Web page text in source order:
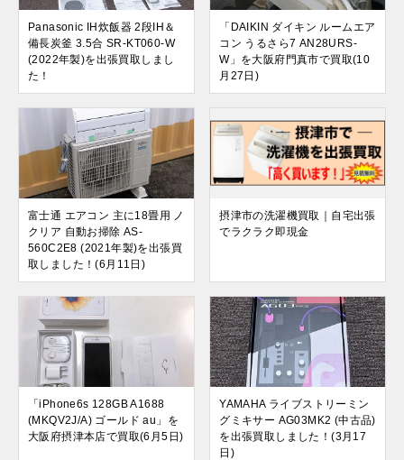
Panasonic IH炊飯器 2段IH＆
備長炭釜 3.5合 SR-KT060-W
(2022年製)を出張買取しまし
た！
「DAIKIN ダイキン ルームエア
コン うるさら7 AN28URS-
W」を大阪府門真市で買取(10
月27日)
富士通 エアコン 主に18畳用 ノ
クリア 自動お掃除 AS-
560C2E8 (2021年製)を出張買
取しました！(6月11日)
摂津市の洗濯機買取｜自宅出張
でラクラク即現金
「iPhone6s 128GB A1688
(MKQV2J/A) ゴールド au」を
大阪府摂津本店で買取(6月5日)
YAMAHA ライブストリーミン
グミキサー AG03MK2 (中古品)
を出張買取しました！(3月17
日)